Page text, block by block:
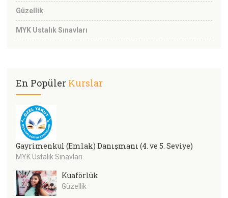
Güzellik
MYK Ustalık Sınavları
En Popüler Kurslar
Gayrimenkul (Emlak) Danışmanı (4. ve 5. Seviye)
MYK Ustalık Sınavları
Kuaförlük
Güzellik